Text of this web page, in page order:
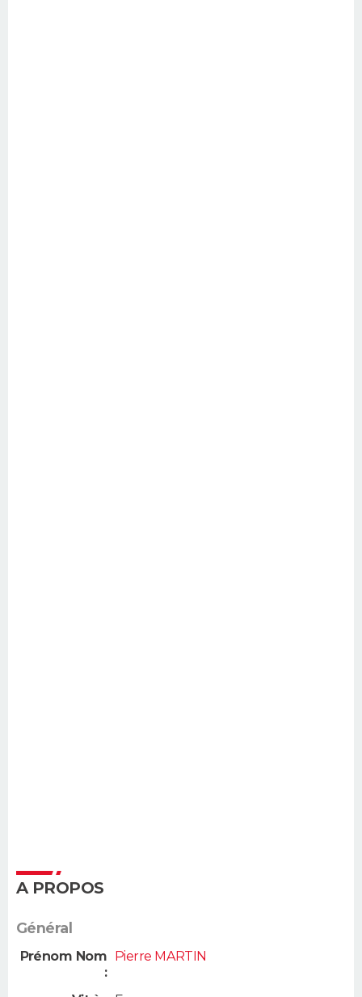
A PROPOS
Général
Prénom Nom
:
Pierre MARTIN